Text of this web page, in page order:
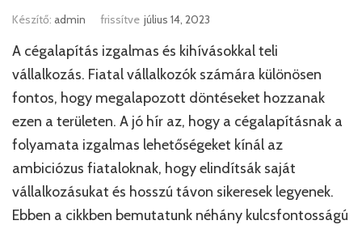
Készítő: admin frissítve július 14, 2023
A cégalapítás izgalmas és kihívásokkal teli
vállalkozás. Fiatal vállalkozók számára különösen
fontos, hogy megalapozott döntéseket hozzanak
ezen a területen. A jó hír az, hogy a cégalapításnak a
folyamata izgalmas lehetőségeket kínál az
ambiciózus fiataloknak, hogy elindítsák saját
vállalkozásukat és hosszú távon sikeresek legyenek.
Ebben a cikkben bemutatunk néhány kulcsfontosságú